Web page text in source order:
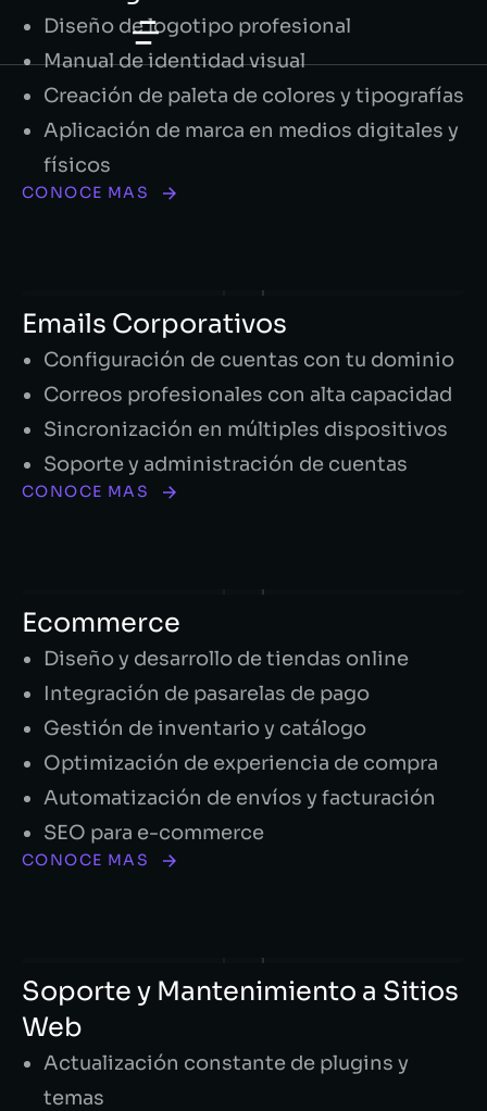
Diseño de logotipo profesional
Manual de identidad visual
Creación de paleta de colores y tipografías
Aplicación de marca en medios digitales y
físicos
CONOCE MAS
Emails Corporativos
Configuración de cuentas con tu dominio
Correos profesionales con alta capacidad
Sincronización en múltiples dispositivos
Soporte y administración de cuentas
CONOCE MAS
Ecommerce
Diseño y desarrollo de tiendas online
Integración de pasarelas de pago
Gestión de inventario y catálogo
Optimización de experiencia de compra
Automatización de envíos y facturación
SEO para e-commerce
CONOCE MAS
Soporte y Mantenimiento a Sitios
Web
Actualización constante de plugins y
temas